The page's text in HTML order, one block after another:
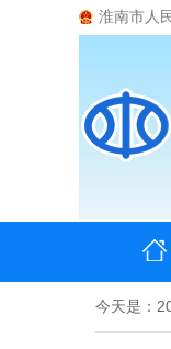
淮南市人
今天是：